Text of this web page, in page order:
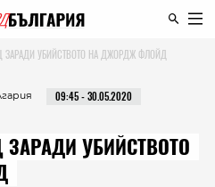
ЗАРАДИ УБИЙСТВОТО НА ДЖОРДЖ ФЛОЙД
09:45 - 30.05.2020
УБИЙСТВОТО